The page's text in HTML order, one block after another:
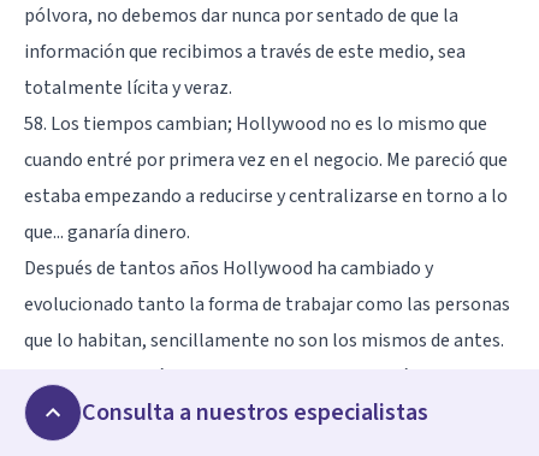
pólvora, no debemos dar nunca por sentado de que la
información que recibimos a través de este medio, sea
totalmente lícita y veraz.
58. Los tiempos cambian; Hollywood no es lo mismo que
cuando entré por primera vez en el negocio. Me pareció que
estaba empezando a reducirse y centralizarse en torno a lo
que... ganaría dinero.
Después de tantos años Hollywood ha cambiado y
evolucionado tanto la forma de trabajar como las personas
que lo habitan, sencillamente no son los mismos de antes.
59. Todas las películas que hice son sobre el país en el que
vivo y crecí... Y creo que si vas a ponerle un ojo de artista, vas
a ponerle un ojo crítico. Siempre me ha interesado el área
Consulta a nuestros especialistas